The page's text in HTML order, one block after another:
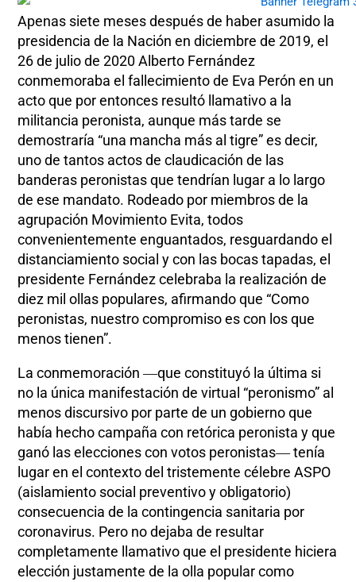
Apenas siete meses después de haber asumido la
presidencia de la Nación en diciembre de 2019, el
26 de julio de 2020 Alberto Fernández
conmemoraba el fallecimiento de Eva Perón en un
acto que por entonces resultó llamativo a la
militancia peronista, aunque más tarde se
demostraría “una mancha más al tigre” es decir,
uno de tantos actos de claudicación de las
banderas peronistas que tendrían lugar a lo largo
de ese mandato. Rodeado por miembros de la
agrupación Movimiento Evita, todos
convenientemente enguantados, resguardando el
distanciamiento social y con las bocas tapadas, el
presidente Fernández celebraba la realización de
diez mil ollas populares, afirmando que “Como
peronistas, nuestro compromiso es con los que
menos tienen”.
La conmemoración ―que constituyó la última si
no la única manifestación de virtual “peronismo” al
menos discursivo por parte de un gobierno que
había hecho campaña con retórica peronista y que
ganó las elecciones con votos peronistas― tenía
lugar en el contexto del tristemente célebre ASPO
(aislamiento social preventivo y obligatorio)
consecuencia de la contingencia sanitaria por
coronavirus. Pero no dejaba de resultar
completamente llamativo que el presidente hiciera
elección justamente de la olla popular como